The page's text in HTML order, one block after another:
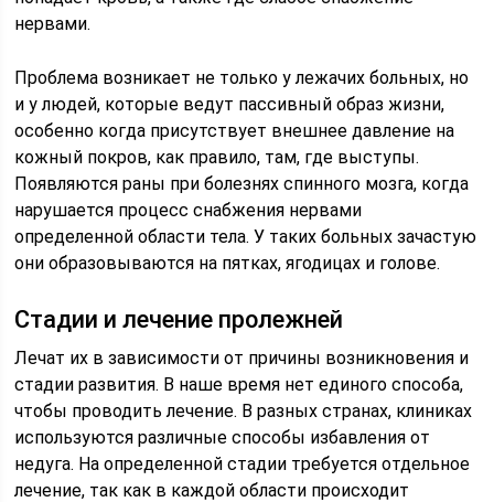
нервами.
Проблема возникает не только у лежачих больных, но
и у людей, которые ведут пассивный образ жизни,
особенно когда присутствует внешнее давление на
кожный покров, как правило, там, где выступы.
Появляются раны при болезнях спинного мозга, когда
нарушается процесс снабжения нервами
определенной области тела. У таких больных зачастую
они образовываются на пятках, ягодицах и голове.
Стадии и лечение пролежней
Лечат их в зависимости от причины возникновения и
стадии развития. В наше время нет единого способа,
чтобы проводить лечение. В разных странах, клиниках
используются различные способы избавления от
недуга. На определенной стадии требуется отдельное
лечение, так как в каждой области происходит